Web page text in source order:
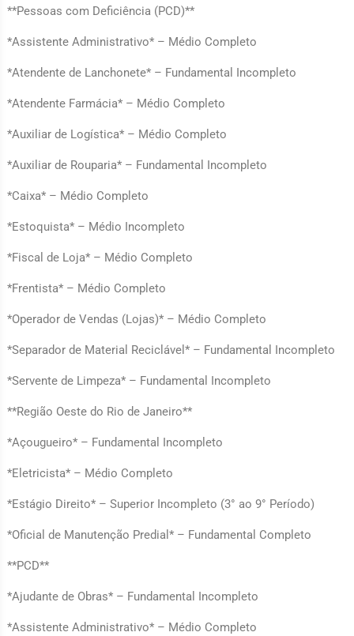
**Pessoas com Deficiência (PCD)**
*Assistente Administrativo* – Médio Completo
*Atendente de Lanchonete* – Fundamental Incompleto
*Atendente Farmácia* – Médio Completo
*Auxiliar de Logística* – Médio Completo
*Auxiliar de Rouparia* – Fundamental Incompleto
*Caixa* – Médio Completo
*Estoquista* – Médio Incompleto
*Fiscal de Loja* – Médio Completo
*Frentista* – Médio Completo
*Operador de Vendas (Lojas)* – Médio Completo
*Separador de Material Reciclável* – Fundamental Incompleto
*Servente de Limpeza* – Fundamental Incompleto
**Região Oeste do Rio de Janeiro**
*Açougueiro* – Fundamental Incompleto
*Eletricista* – Médio Completo
*Estágio Direito* – Superior Incompleto (3° ao 9° Período)
*Oficial de Manutenção Predial* – Fundamental Completo
**PCD**
*Ajudante de Obras* – Fundamental Incompleto
*Assistente Administrativo* – Médio Completo